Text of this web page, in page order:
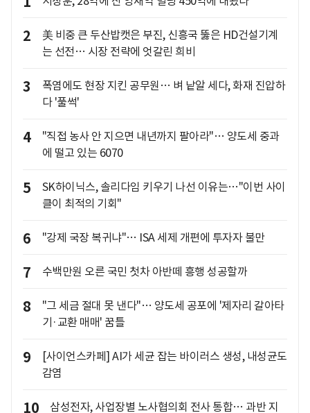
2
美 비중 큰 두산밥캣은 부진, 신흥국 뚫은 HD건설기계
는 선전… 시장 전략에 엇갈린 희비
3
폭염에도 현장 지킨 공무원… 벼 낱알 세다, 화재 진압하
다 '풀썩'
4
"직접 농사 안 지으면 내년까지 팔아라"… 양도세 중과
에 떨고 있는 6070
5
SK하이닉스, 솔리다임 키우기 나선 이유는…"이번 사이
클이 최적의 기회"
6 "강제 국장 복귀냐"… ISA 세제 개편에 투자자 불만
7 수백만원 오른 국민 첫차 아반떼 흥행 성공할까
8
"그 세금 절대 못 낸다"… 양도세 공포에 '제자리 갈아타
기·교환 매매' 꿈틀
9
[사이언스카페] AI가 세균 잡는 바이러스 생성, 내성균도
감염
10
삼성전자, 사업장별 노사협의회 전사 통합… 과반 지